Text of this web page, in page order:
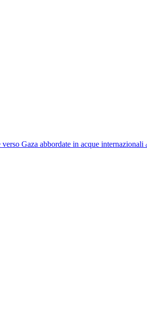
Gaza abbordate in acque internazionali